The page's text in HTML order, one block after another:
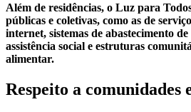
Além de residências, o Luz para
públicas e coletivas, como as de
internet, sistemas de abastecimento
assistência social e estruturas
alimentar.
Respeito a comunidades